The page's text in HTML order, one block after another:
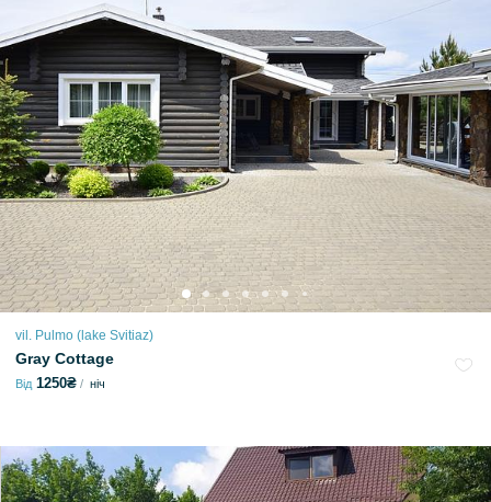
vil. Pulmo (lake Svitiaz)
Gray Cottage
Від 1250₴ ніч